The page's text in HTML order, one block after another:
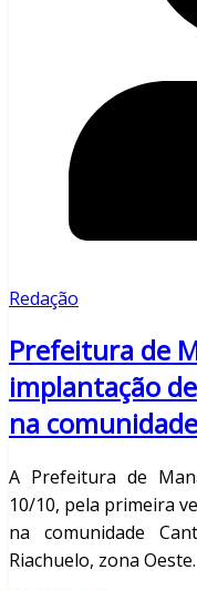
Redação
Prefeitura de
implantação
na
A Prefeitura de
10/10, pela primeira
na comunidade
Riachuelo, zona Oeste.